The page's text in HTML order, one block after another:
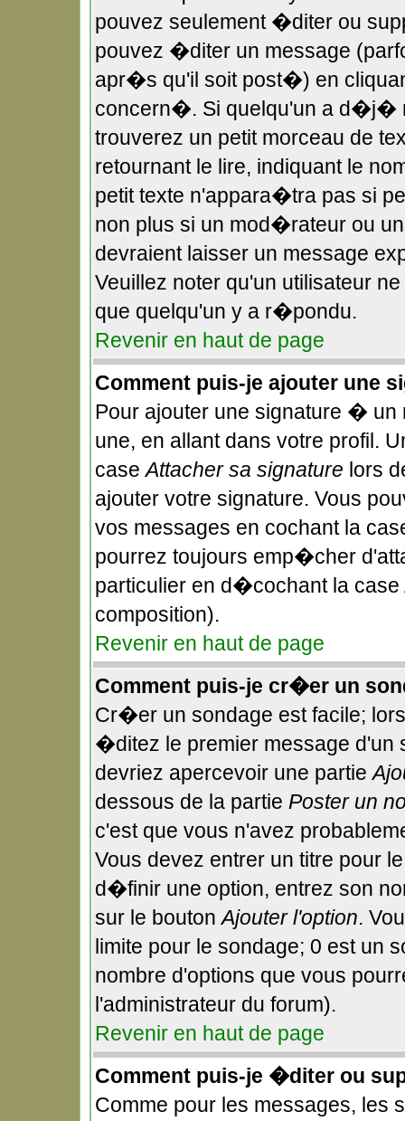
pouvez seulement �diter ou
pouvez �diter un message
apr�s qu'il soit post�) en
concern�. Si quelqu'un a d�j�
trouverez un petit morceau de
retournant le lire, indiquant le
petit texte n'appara�tra pas si
non plus si un mod�rateur ou
devraient laisser un message
Veuillez noter qu'un utilisateur
que quelqu'un y a r�pondu.
Revenir en haut de page
Comment puis-je ajouter une
Pour ajouter une signature �
une, en allant dans votre profil.
caseAttacher sa signature lors
ajouter votre signature. Vous
vos messages en cochant la
pourrez toujours emp�cher
particulier en d�cochant la
composition).
Revenir en haut de page
Comment puis-je cr�er un
Cr�er un sondage est facile;
�ditez le premier message d'un
devriez apercevoir une partie
dessous de la partie Poster un
c'est que vous n'avez
Vous devez entrer un titre pour
d�finir une option, entrez son
sur le boutonAjouter l'option.
limite pour le sondage; 0 est un
nombre d'options que vous
l'administrateur du forum).
Revenir en haut de page
Comment puis-je �diter ou
Comme pour les messages, les